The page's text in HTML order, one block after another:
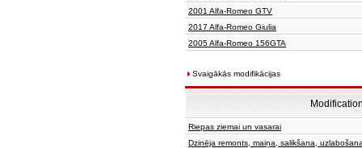
2001 Alfa-Romeo GTV
2017 Alfa-Romeo Giulia
2005 Alfa-Romeo 156GTA
Svaigākās modifikācijas
Riepas ziemai un vasarai
Dzinēja remonts, maiņa, salikšana,